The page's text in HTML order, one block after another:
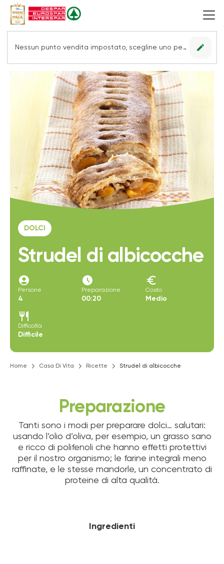
Nessun punto vendita impostato, scegline uno per vedere le offerte. edit
DOLCI
Strudel di albicocche
account_circle
Persone
4
access_time_filled
Preparazione
00:20
euro
Costo
Medio
restaurant
Difficoltà
Difficile
Home Casa Di Vita Ricette Strudel di albicocche
Preparazione
Tanti sono i modi per preparare dolci… salutari:
usando l’olio d’oliva, per esempio, un grasso sano
e ricco di polifenoli che hanno effetti protettivi
per il nostro organismo; le farine integrali meno
raffinate, e le stesse mandorle, un concentrato di
proteine di alta qualità.
Ingredienti